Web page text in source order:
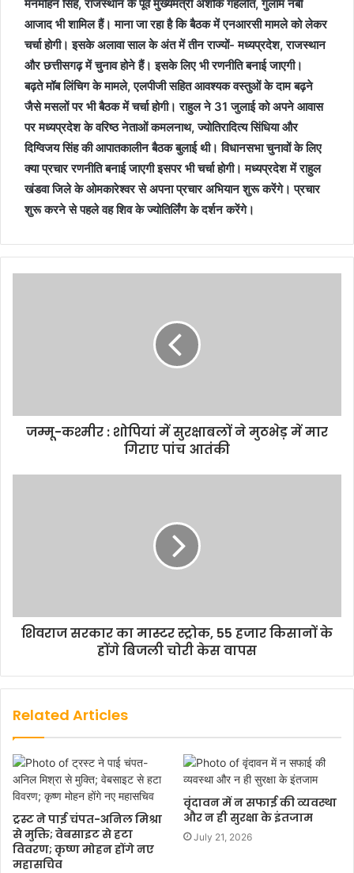
मनमोहन सिंह, राजस्थान के पूर्व मुख्यमंत्री अशोक गहलोत, गुलाम नबी
आजाद भी शामिल हैं। माना जा रहा है कि बैठक में एनआरसी मामले को लेकर
चर्चा होगी। इसके अलावा साल के अंत में तीन राज्यों- मध्यप्रदेश, राजस्थान
और छत्तीसगढ़ में चुनाव होने हैं। इसके लिए भी रणनीति बनाई जाएगी।
बढ़ते मॉब लिंचिग के मामले, एलपीजी सहित आवश्यक वस्तुओं के दाम बढ़ने
जैसे मसलों पर भी बैठक में चर्चा होगी। राहुल ने 31 जुलाई को अपने आवास
पर मध्यप्रदेश के वरिष्ठ नेताओं कमलनाथ, ज्योतिरादित्य सिंधिया और
दिग्विजय सिंह की आपातकालीन बैठक बुलाई थी। विधानसभा चुनावों के लिए
क्या प्रचार रणनीति बनाई जाएगी इसपर भी चर्चा होगी। मध्यप्रदेश में राहुल
खंडवा जिले के ओमकारेश्वर से अपना प्रचार अभियान शुरू करेंगे। प्रचार
शुरू करने से पहले वह शिव के ज्योतिर्लिंग के दर्शन करेंगे।
जम्मू-कश्मीर : शोपियां में सुरक्षाबलों ने मुठभेड़ में मार
गिराए पांच आतंकी
शिवराज सरकार का मास्टर स्ट्रोक, 55 हजार किसानों के
होंगे बिजली चोरी केस वापस
Related Articles
ट्रस्ट ने पाई चंपत-अनिल मिश्रा
से मुक्ति; वेबसाइट से हटा
विवरण; कृष्ण मोहन होंगे नए
महासचिव
वृंदावन में न सफाई की व्यवस्था
और न ही सुरक्षा के इंतजाम
July 21, 2026